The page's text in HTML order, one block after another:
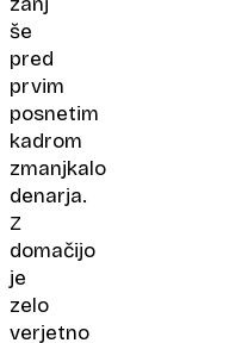
še
pred
prvim
posnetim
kadrom
zmanjkalo
denarja.
Z
domačijo
je
zelo
verjetno